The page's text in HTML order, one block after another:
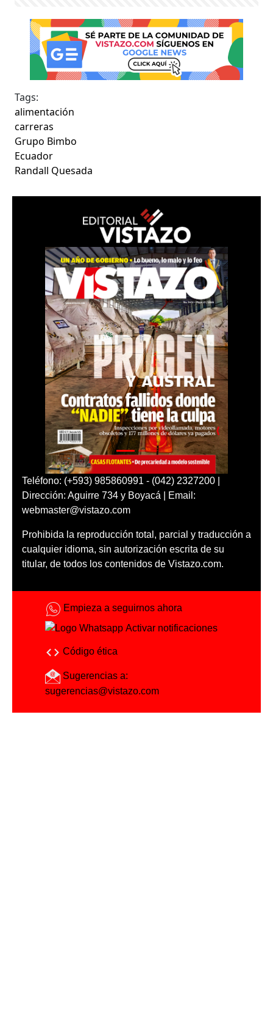
Tags:
alimentación
carreras
Grupo Bimbo
Ecuador
Randall Quesada
Teléfono: (+593) 985860991 - (042) 2327200 |
Dirección: Aguirre 734 y Boyacá | Email:
webmaster@vistazo.com
Prohibida la reproducción total, parcial y traducción a
cualquier idioma, sin autorización escrita de su
titular, de todos los contenidos de Vistazo.com.
Empieza a seguirnos ahora
Activar notificaciones
Código ética
Sugerencias a:
sugerencias@vistazo.com